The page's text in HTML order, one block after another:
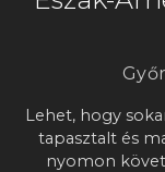
Lehet, hogy
tapasztalt és
nyomon